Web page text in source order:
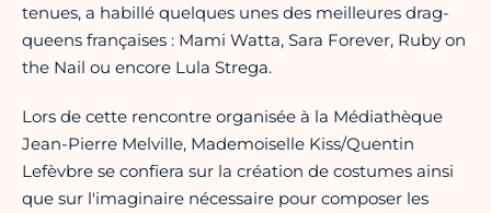
tenues, a habillé quelques unes des meilleures drag-
queens françaises : Mami Watta, Sara Forever, Ruby on
the Nail ou encore Lula Strega.
Lors de cette rencontre organisée à la Médiathèque
Jean-Pierre Melville, Mademoiselle Kiss/Quentin
Lefèvbre se confiera sur la création de costumes ainsi
que sur l'imaginaire nécessaire pour composer les